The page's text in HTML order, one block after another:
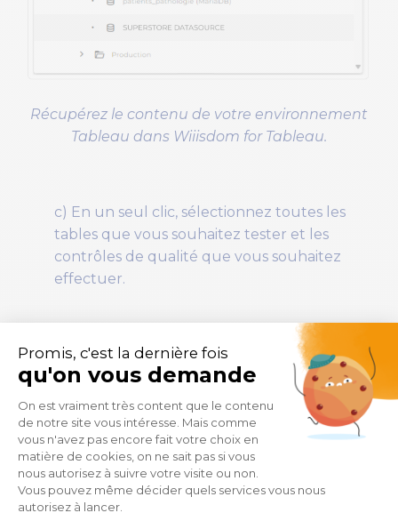
Récupérez le contenu de votre environnement
Tableau dans Wiiisdom for Tableau.
c) En un seul clic, sélectionnez toutes les
tables que vous souhaitez tester et les
contrôles de qualité que vous souhaitez
effectuer.